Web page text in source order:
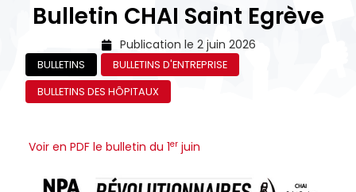
Bulletin CHAI Saint Egrève
Publication le 2 juin 2026
BULLETINS
BULLETINS D'ENTREPRISE
BULLETINS DES HÔPITAUX
Voir en PDF le bulletin du 1erjuin